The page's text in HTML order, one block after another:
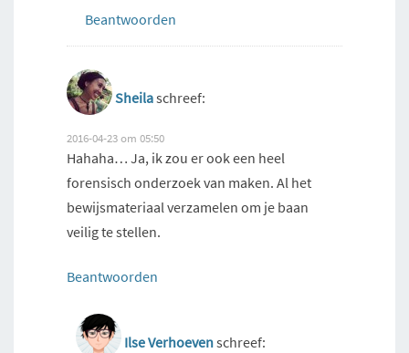
Beantwoorden
Sheilaschreef:
2016-04-23 om 05:50
Hahaha… Ja, ik zou er ook een heel
forensisch onderzoek van maken. Al het
bewijsmateriaal verzamelen om je baan
veilig te stellen.
Beantwoorden
Ilse Verhoevenschreef: